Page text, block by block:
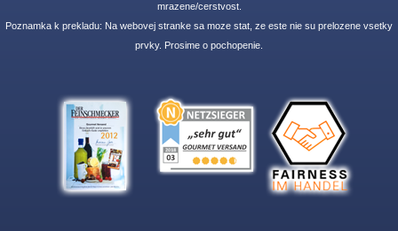
mrazene/cerstvost.
Poznamka k prekladu: Na webovej stranke sa moze stat, ze este nie su prelozene vsetky
prvky. Prosime o pochopenie.